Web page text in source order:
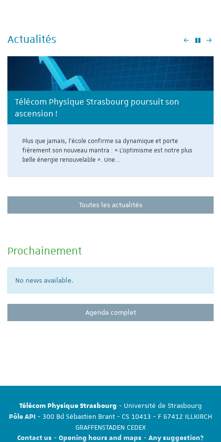
Actualités Précédent
Télécom Physique Strasbourg poursuit son
ascension !
Plus que jamais, l'école confirme sa dynamique et porte
fièrement son nouveau mantra : « L’optimisme est notre plus
belle énergie renouvelable ». Une...
Toutes les actualités
Prochainement
No news available.
Agenda complet
Télécom Physique Strasbourg - Université de Strasbourg
Pôle API - 300 Bd Sébastien Brant - CS 10413 - F 67412 ILLKIRCH
GRAFFENSTADEN CEDEX
Contact us - Opening hours and maps - Any suggestion?